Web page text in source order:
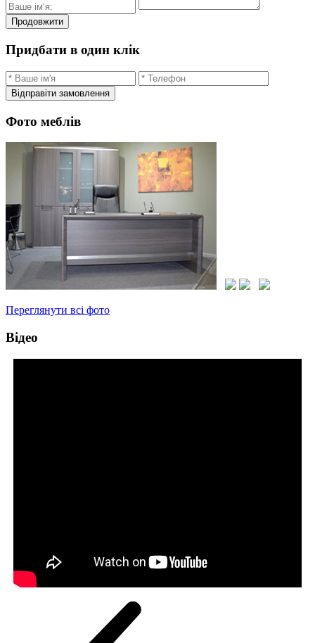
Продовжити
Придбати в один клік
Відправіти замовлення
Фото меблів
Переглянути всі фото
Відео